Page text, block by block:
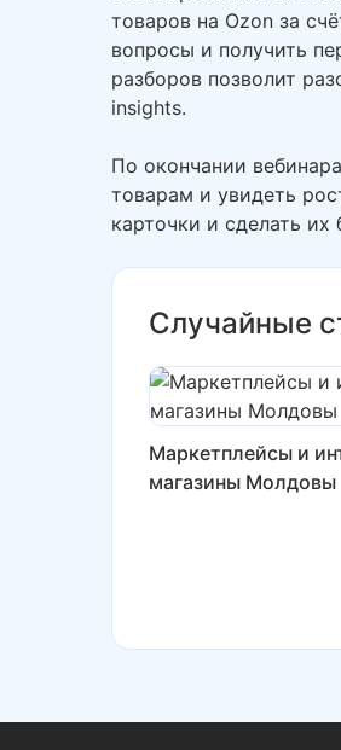
товаров на Ozon за
вопросы и получить
разборов позволит
insights.
По окончании
товарам и увидеть
карточки и сделать
Случайные
Маркетплейсы и
магазины Молдовы